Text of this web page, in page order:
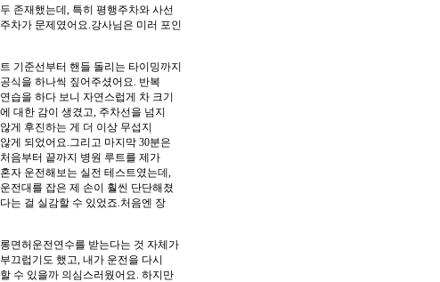
두 존재했는데, 특히 평행주차와 사선
주차가 문제였어요.강사님은 미러 포인
트 기준선부터 핸들 돌리는 타이밍까지
공식을 하나씩 짚어주셨어요. 반복
연습을 하다 보니 자연스럽게 차 크기
에 대한 감이 생겼고, 주차선을 넘지
않게 후진하는 게 더 이상 무섭지
않게 되었어요.그리고 마지막 30분은
처음부터 끝까지 병원 루트를 제가
혼자 운전해보는 실전 테스트였는데,
운전대를 잡은 제 손이 훨씬 단단해졌
다는 걸 실감할 수 있었죠.처음엔 장
롱면허운전연수를 받는다는 것 자체가
부끄럽기도 했고, 내가 운전을 다시
할 수 있을까 의심스러웠어요. 하지만